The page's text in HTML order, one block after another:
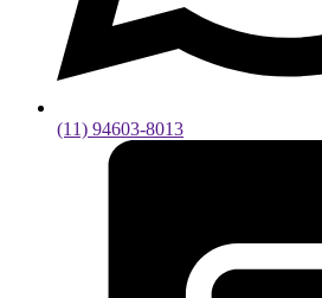
(11) 94603-8013